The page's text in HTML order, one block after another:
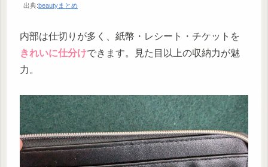
出典:beautyまとめ
内部は仕切りが多く、紙幣・レシート・チケットを
きれいに仕分けできます。見た目以上の収納力が魅
力。